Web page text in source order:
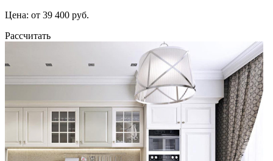
Цена: от 39 400 руб.
Рассчитать